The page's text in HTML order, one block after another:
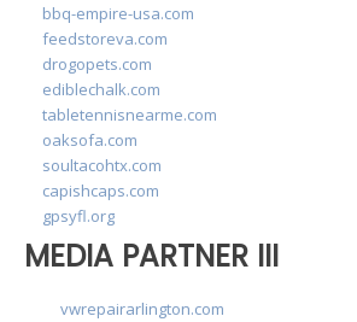
bbq-empire-usa.com
feedstoreva.com
drogopets.com
ediblechalk.com
tabletennisnearme.com
oaksofa.com
soultacohtx.com
capishcaps.com
gpsyfl.org
MEDIA PARTNER III
vwrepairarlington.com